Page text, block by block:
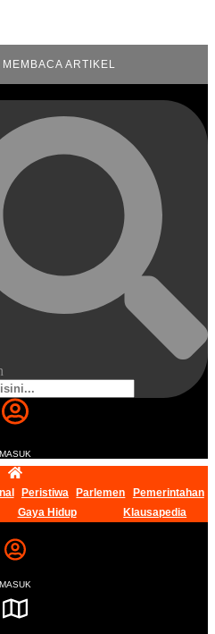
ARTIKEL
MASUK
Peristiwa Parlemen
Pemerintahan
Gaya Hidup Klausapedia
MASUK